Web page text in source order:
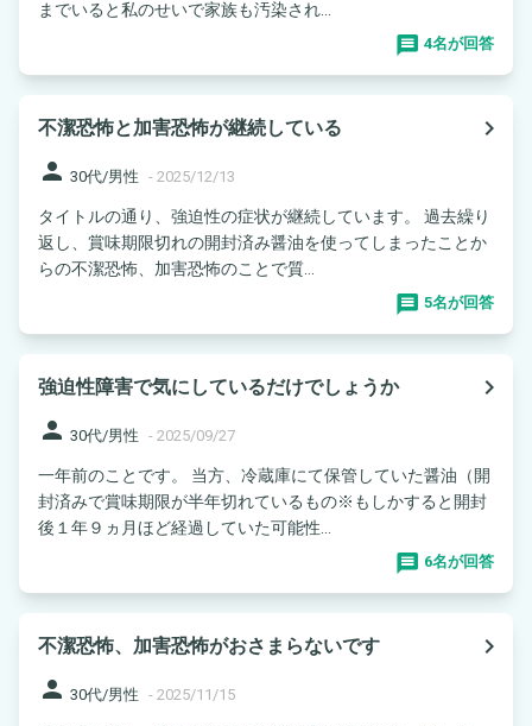
までいると私のせいで家族も汚染され...
4名が回答
不潔恐怖と加害恐怖が継続している
navigate_next
person 30代/男性 - 2025/12/13
タイトルの通り、強迫性の症状が継続しています。 過去繰り
返し、賞味期限切れの開封済み醤油を使ってしまったことか
らの不潔恐怖、加害恐怖のことで質...
5名が回答
強迫性障害で気にしているだけでしょうか
navigate_next
person 30代/男性 - 2025/09/27
一年前のことです。 当方、冷蔵庫にて保管していた醤油（開
封済みで賞味期限が半年切れているもの※もしかすると開封
後１年９ヵ月ほど経過していた可能性...
6名が回答
不潔恐怖、加害恐怖がおさまらないです
navigate_next
person 30代/男性 - 2025/11/15